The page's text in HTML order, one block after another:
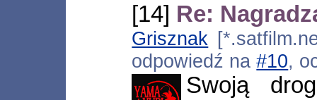
[14] Re:
Grisznak
odpowiedź na#10,
Swoją